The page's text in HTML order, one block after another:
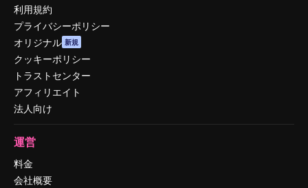
利用規約
プライバシーポリシー
オリジナル 新規
クッキーポリシー
トラストセンター
アフィリエイト
法人向け
運営
料金
会社概要